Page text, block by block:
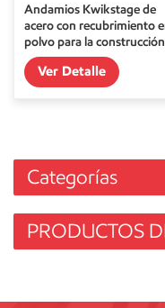
Andamios Kwikstage de
acero con recubrimiento
polvo para la
China
Ver Detalle
Categorías
PRODUCTOS